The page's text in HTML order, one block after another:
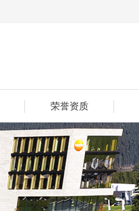
荣誉资质